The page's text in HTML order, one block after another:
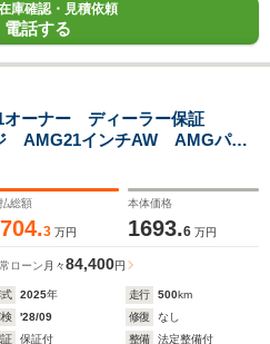
庫確認・見積依頼
電話する
ーナー ディーラー保証
AMG21インチAW AMGパフ
ミックガラスルーフ マヌファ
可倒式リアシート
総額
3 万円
本体価格
1693.6 万円
ローン 月々84,400円
式 2025年 走行 500km
'28/09 修復
なし
証
保証付 整備 法定整備付